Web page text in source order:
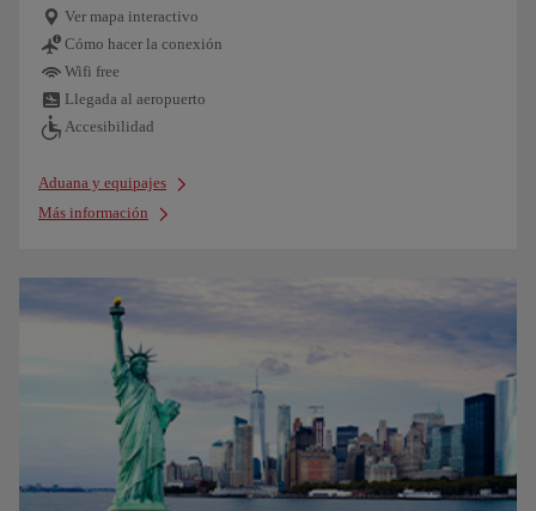
Ver mapa interactivo
Cómo hacer la conexión
Wifi free
Llegada al aeropuerto
Accesibilidad
Aduana y equipajes
Más información